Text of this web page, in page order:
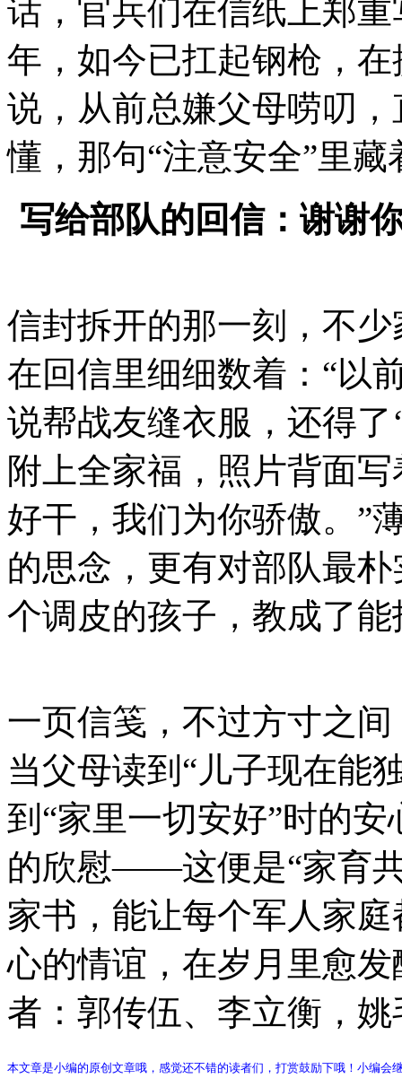
话，官兵们在信纸上郑
年，如今已扛起钢枪，
说，从前总嫌父母唠叨
懂，那句“注意安全”里
写给部队的回信：谢谢
信封拆开的那一刻，不
在回信里细细数着：“以
说帮战友缝衣服，还得了
附上全家福，照片背面
好干，我们为你骄傲。”
的思念，更有对部队最
个调皮的孩子，教成了
一页信笺，不过方寸之
当父母读到“儿子现在能
到“家里一切安好”时的
的欣慰——这便是“家育
家书，能让每个军人家
心的情谊，在岁月里愈
者：郭传伍、李立衡，姚
本文章是小编的原创文章哦，感觉还不错的读者们，打赏鼓励下哦！小编会